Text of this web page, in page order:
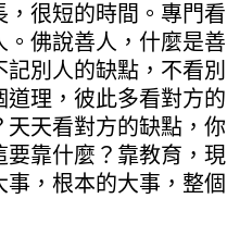
很短的時間。專門看
佛說善人，什麼是善
別人的缺點，不看別
理，彼此多看對方的
天看對方的缺點，你
靠什麼？靠教育，現
，根本的大事，整個